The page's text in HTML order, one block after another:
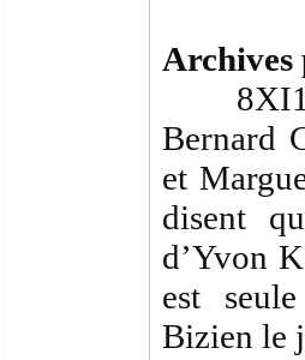
Archives
Bernard
et
disent
d’Yvon
est
Bizien le